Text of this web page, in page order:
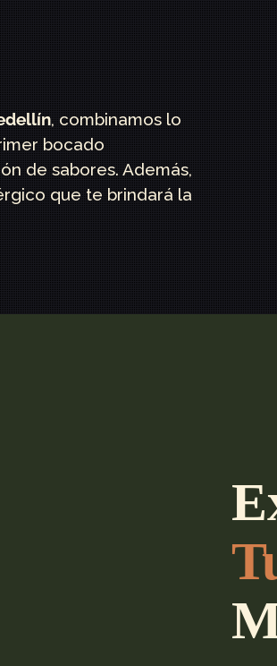
, combinamos lo
bocado
de sabores. Además,
que te brindará la